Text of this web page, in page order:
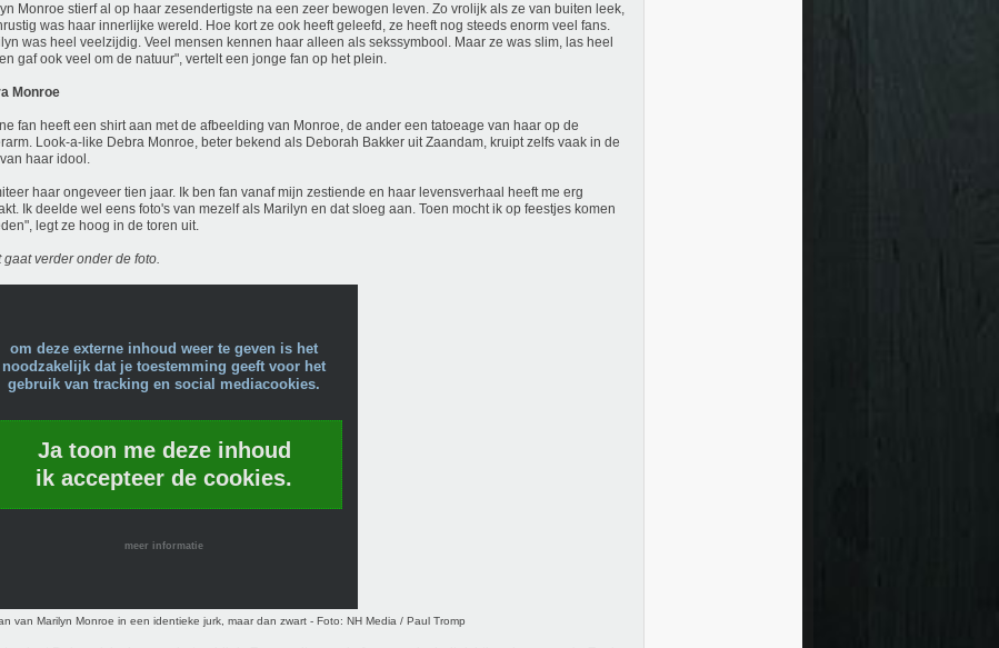
Monroe stierf al op haar zesendertigste na een zeer bewogen leven. Zo vrolijk als ze van buiten leek,
was haar innerlijke wereld. Hoe kort ze ook heeft geleefd, ze heeft nog steeds enorm veel fans.
was heel veelzijdig. Veel mensen kennen haar alleen als sekssymbool. Maar ze was slim, las heel
gaf ook veel om de natuur", vertelt een jonge fan op het plein.
Monroe
fan heeft een shirt aan met de afbeelding van Monroe, de ander een tatoeage van haar op de
Look-a-like Debra Monroe, beter bekend als Deborah Bakker uit Zaandam, kruipt zelfs vaak in de
haar idool.
haar ongeveer tien jaar. Ik ben fan vanaf mijn zestiende en haar levensverhaal heeft me erg
Ik deelde wel eens foto's van mezelf als Marilyn en dat sloeg aan. Toen mocht ik op feestjes komen
legt ze hoog in de toren uit.
gaat verder onder de foto.
om deze externe inhoud weer te geven is het
noodzakelijk dat je toestemming geeft voor het
gebruik van tracking en social mediacookies.
Ja toon me deze inhoud
ik accepteer de cookies.
meer informatie
van Marilyn Monroe in een identieke jurk, maar dan zwart - Foto: NH Media / Paul Tromp